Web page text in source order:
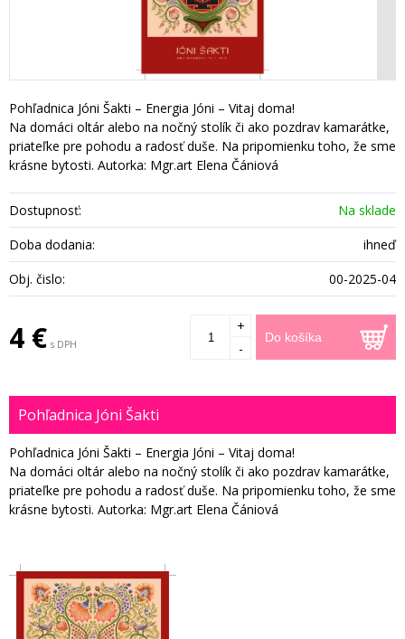
Pohľadnica Jóni Šakti – Energia Jóni – Vitaj doma!
Na domáci oltár alebo na nočný stolík či ako pozdrav kamarátke,
priateľke pre pohodu a radosť duše. Na pripomienku toho, že sme
krásne bytosti. Autorka: Mgr.art Elena Čániová
Dostupnosť:
Na sklade
Doba dodania:
ihneď
Obj. čislo:
00-2025-04
4 € s DPH Do košíka
+
-
Pohľadnica Jóni Šakti
Pohľadnica Jóni Šakti – Energia Jóni – Vitaj doma!
Na domáci oltár alebo na nočný stolík či ako pozdrav kamarátke,
priateľke pre pohodu a radosť duše. Na pripomienku toho, že sme
krásne bytosti. Autorka: Mgr.art Elena Čániová